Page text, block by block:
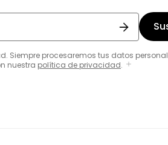
Siempre procesaremos tus datos
nuestra política de privacidad.